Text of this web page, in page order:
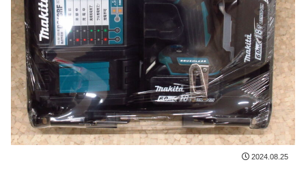
2024.08.25